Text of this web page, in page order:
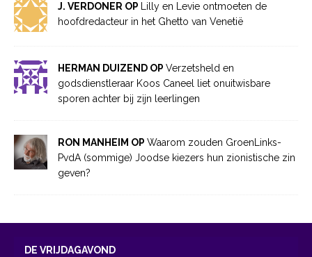
J. VERDONER OP Lilly en Levie ontmoeten de
hoofdredacteur in het Ghetto van Venetië
HERMAN DUIZEND OP Verzetsheld en
godsdienstleraar Koos Caneel liet onuitwisbare
sporen achter bij zijn leerlingen
RON MANHEIM OP Waarom zouden GroenLinks-
PvdA (sommige) Joodse kiezers hun zionistische zin
geven?
DE VRIJDAGAVOND